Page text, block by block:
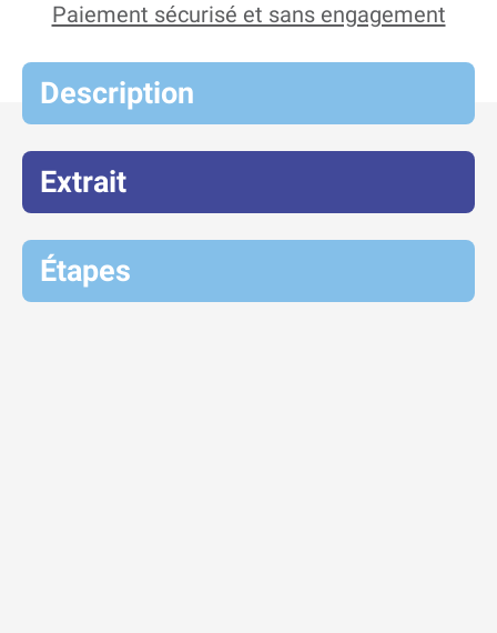
Paiement sécurisé et sans engagement
Description
Extrait
Étapes